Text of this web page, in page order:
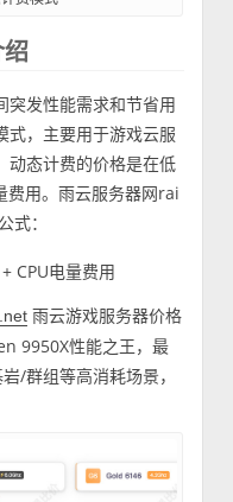
突发性能需求和节省用
式，主要用于游戏云服
动态计费的价格是在低
费用。雨云服务器网rai
：
CPU电量费用
雨云游戏服务器价格
9950X性能之王，最
/群组等高消耗场景，